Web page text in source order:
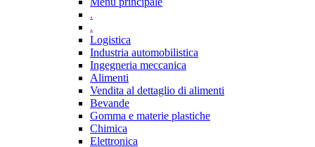
.
.
Logistica
Industria automobilistica
Ingegneria meccanica
Alimenti
Vendita al dettaglio di alimenti
Bevande
Gomma e materie plastiche
Chimica
Elettronica